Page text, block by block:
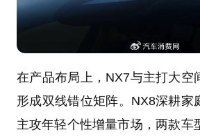
在产品布局上，NX7与主打大空
形成双线错位矩阵。NX8深耕家
主攻年轻个性增量市场，两款车